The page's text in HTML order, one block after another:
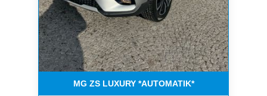
MG ZS LUXURY *AUTOMATIK*